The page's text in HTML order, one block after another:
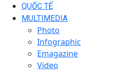
QUỐC TẾ
MULTIMEDIA
Photo
Infographic
Emagazine
Video